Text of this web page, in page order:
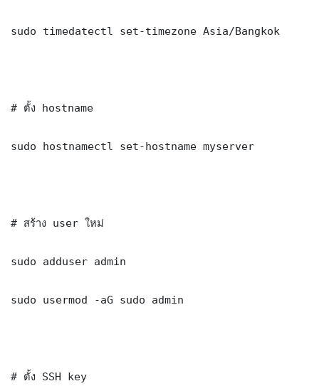
sudo timedatectl set-timezone Asia/Bangkok
# ตั้ง hostname
sudo hostnamectl set-hostname myserver
# สร้าง user ใหม่
sudo adduser admin
sudo usermod -aG sudo admin
# ตั้ง SSH key